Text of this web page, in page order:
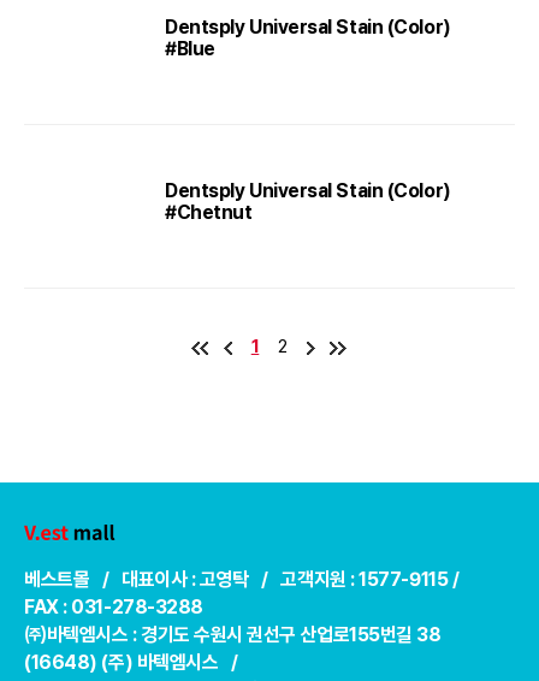
Dentsply Universal Stain (Color)
#Blue
Dentsply Universal Stain (Color)
#Chetnut
1 2
베스트몰 / 대표이사 : 고영탁 / 고객지원 : 1577-9115 /
FAX : 031-278-3288
㈜바텍엠시스 : 경기도 수원시 권선구 산업로155번길 38
(16648) (주) 바텍엠시스 /